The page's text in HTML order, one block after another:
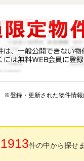
※登録・更新された物件情報
1913件の中から探せま